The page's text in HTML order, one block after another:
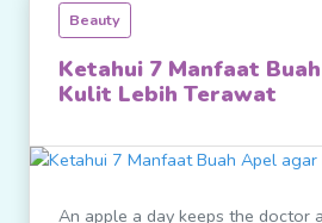
Beauty
Ketahui 7 Manfaat
Kulit Lebih Terawat
An apple a day keeps the doctor